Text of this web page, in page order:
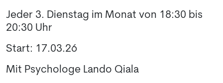
Jeder 3. Dienstag im Monat von 18:30 bis
20:30 Uhr
Start: 17.03.26
Mit Psychologe Lando Qiala